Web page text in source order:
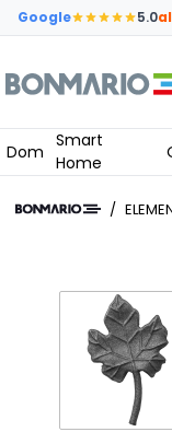
Przejdź do głównej
Google 5.0
Dom
Smart
Home
/